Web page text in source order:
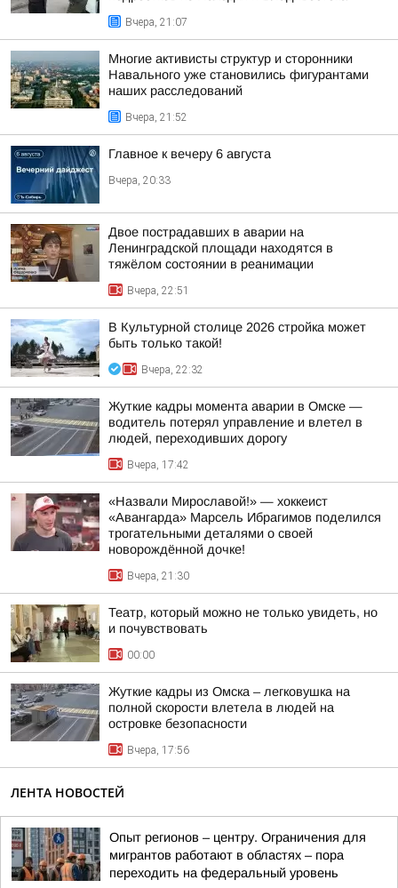
Вчера, 21:07
Многие активисты структур и сторонники
Навального уже становились фигурантами
наших расследований
Вчера, 21:52
Главное к вечеру 6 августа
Вчера, 20:33
Двое пострадавших в аварии на
Ленинградской площади находятся в
тяжёлом состоянии в реанимации
Вчера, 22:51
В Культурной столице 2026 стройка может
быть только такой!
Вчера, 22:32
Жуткие кадры момента аварии в Омске —
водитель потерял управление и влетел в
людей, переходивших дорогу
Вчера, 17:42
«Назвали Мирославой!» — хоккеист
«Авангарда» Марсель Ибрагимов поделился
трогательными деталями о своей
новорождённой дочке!
Вчера, 21:30
Театр, который можно не только увидеть, но
и почувствовать
00:00
Жуткие кадры из Омска – легковушка на
полной скорости влетела в людей на
островке безопасности
Вчера, 17:56
ЛЕНТА НОВОСТЕЙ
Опыт регионов – центру. Ограничения для
мигрантов работают в областях – пора
переходить на федеральный уровень